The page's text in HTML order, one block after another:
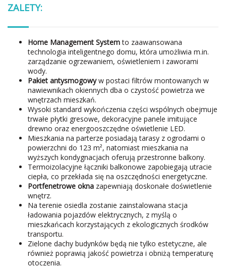
ZALETY:
Home Management Systemto zaawansowana
technologia inteligentnego domu, która umożliwia m.in.
zarządzanie ogrzewaniem, oświetleniem i zaworami
wody.
Pakiet antysmogowyw postaci filtrów montowanych w
nawiewnikach okiennych dba o czystość powietrza we
wnętrzach mieszkań.
Wysoki standard wykończenia części wspólnych obejmuje
trwałe płytki gresowe, dekoracyjne panele imitujące
drewno oraz energooszczędne oświetlenie LED.
Mieszkania na parterze posiadają tarasy z ogrodami o
powierzchni do 123 m², natomiast mieszkania na
wyższych kondygnacjach oferują przestronne balkony.
Termoizolacyjne łączniki balkonowe zapobiegają utracie
ciepła, co przekłada się na oszczędności energetyczne.
Portfenetrowe okna zapewniają doskonałe doświetlenie
wnętrz.
Na terenie osiedla zostanie zainstalowana stacja
ładowania pojazdów elektrycznych, z myślą o
mieszkańcach korzystających z ekologicznych środków
transportu.
Zielone dachy budynków będą nie tylko estetyczne, ale
również poprawią jakość powietrza i obniżą temperaturę
otoczenia.